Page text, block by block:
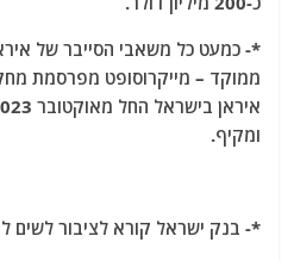
*- כמעט כל משאבי הסייבר של
ממוקד – מייקרוסופט מפרסמת
ומקיף.
*- בנק ישראל קורא לציבור לשים